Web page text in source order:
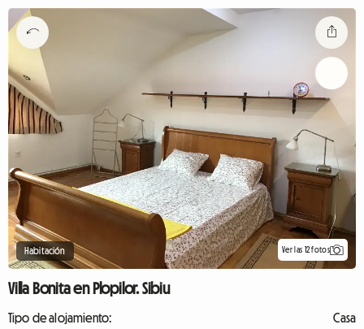
Habitación Ver las 12 fotos
Villa Bonita en Plopilor. Sibiu
Tipo de alojamiento:
Casa